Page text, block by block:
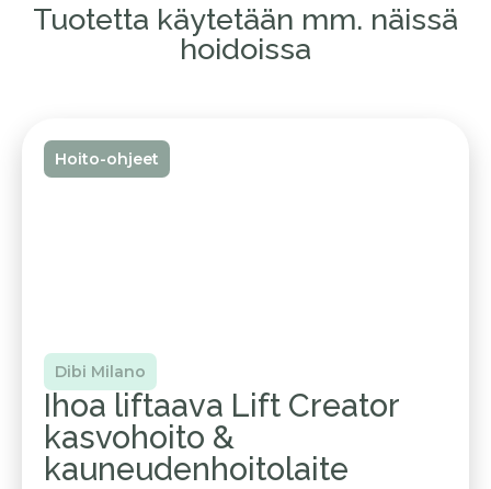
Tuotetta käytetään mm. näissä
hoidoissa
Hoito-ohjeet
Dibi Milano
Ihoa liftaava Lift Creator
kasvohoito &
kauneudenhoitolaite